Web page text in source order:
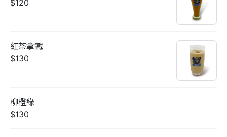
$120
紅茶拿鐵
$130
柳橙綠
$130